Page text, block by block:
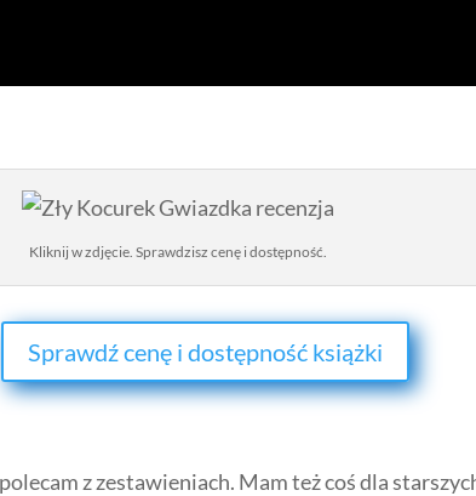
Kliknij w zdjęcie. Sprawdzisz cenę i dostępność.
Sprawdź cenę i dostępność książki
z zestawieniach. Mam też coś dla